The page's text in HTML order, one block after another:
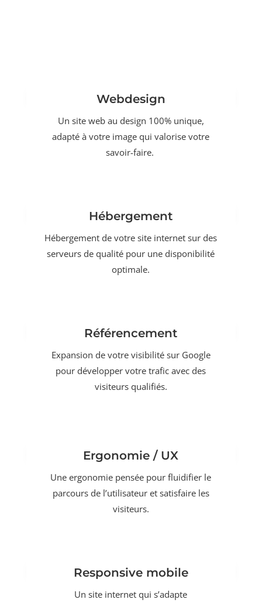
Webdesign
Un site web au design 100% unique,
adapté à votre image qui valorise votre
savoir-faire.
Hébergement
Hébergement de votre site internet sur des
serveurs de qualité pour une disponibilité
optimale.
Référencement
Expansion de votre visibilité sur Google
pour développer votre trafic avec des
visiteurs qualifiés.
Ergonomie / UX
Une ergonomie pensée pour fluidifier le
parcours de l’utilisateur et satisfaire les
visiteurs.
Responsive mobile
Un site internet qui s’adapte